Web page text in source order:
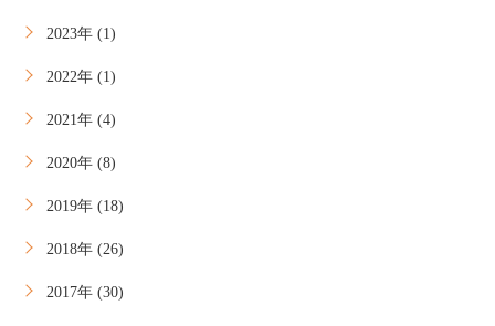
2023年 (1)
2022年 (1)
2021年 (4)
2020年 (8)
2019年 (18)
2018年 (26)
2017年 (30)